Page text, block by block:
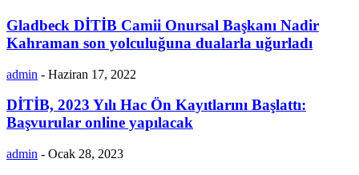
Gladbeck DİTİB Camii Onursal Başkanı Nadir
Kahraman son yolculuğuna dualarla uğurladı
admin - Haziran 17, 2022
DİTİB, 2023 Yılı Hac Ön Kayıtlarını Başlattı:
Başvurular online yapılacak
admin - Ocak 28, 2023